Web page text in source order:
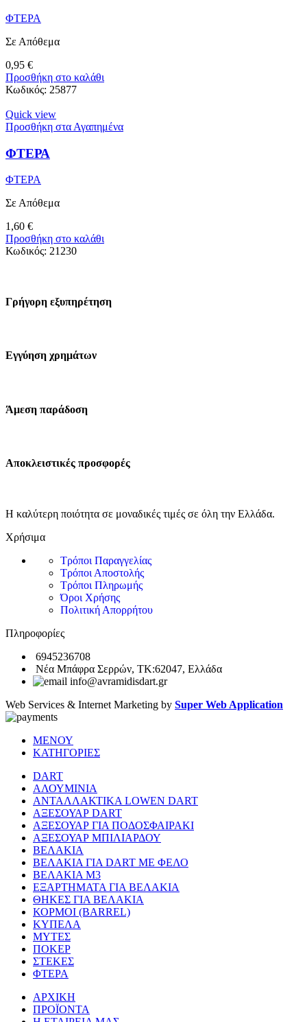
ΦΤΕΡΑ
Σε Απόθεμα
0,95 €
Προσθήκη στο καλάθι
Κωδικός: 25877
Quick view
Προσθήκη στα Αγαπημένα
ΦΤΕΡΑ
ΦΤΕΡΑ
Σε Απόθεμα
1,60 €
Προσθήκη στο καλάθι
Κωδικός: 21230
Γρήγορη εξυπηρέτηση
Εγγύηση χρημάτων
Άμεση παράδοση
Αποκλειστικές προσφορές
Η καλύτερη ποιότητα σε μοναδικές τιμές σε όλη την Ελλάδα.
Χρήσιμα
Τρόποι Παραγγελίας
Τρόποι Αποστολής
Τρόποι Πληρωμής
Όροι Χρήσης
Πολιτική Απορρήτου
Πληροφορίες
6945236708
Νέα Μπάφρα Σερρών, ΤΚ:62047, Ελλάδα
info@avramidisdart.gr
Web Services & Internet Marketing by Super Web Application
ΜΕΝΟΥ
ΚΑΤΗΓΟΡΙΕΣ
DART
ΑΛΟΥΜΙΝΙΑ
ΑΝΤΑΛΛΑΚΤΙΚΑ LOWEN DART
ΑΞΕΣΟΥΑΡ DART
ΑΞΕΣΟΥΑΡ ΓΙΑ ΠΟΔΟΣΦΑΙΡΑΚΙ
ΑΞΕΣΟΥΑΡ ΜΠΙΛΙΑΡΔΟΥ
ΒΕΛΑΚΙΑ
ΒΕΛΑΚΙΑ ΓΙΑ DART ΜΕ ΦΕΛΟ
ΒΕΛΑΚΙΑ Μ3
ΕΞΑΡΤΗΜΑΤΑ ΓΙΑ ΒΕΛΑΚΙΑ
ΘΗΚΕΣ ΓΙΑ ΒΕΛΑΚΙΑ
ΚΟΡΜΟΙ (BARREL)
ΚΥΠΕΛΑ
ΜΥΤΕΣ
ΠΟΚΕΡ
ΣΤΕΚΕΣ
ΦΤΕΡΑ
ΑΡΧΙΚΗ
ΠΡΟΪΟΝΤΑ